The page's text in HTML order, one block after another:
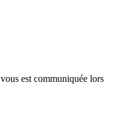
est communiquée lors